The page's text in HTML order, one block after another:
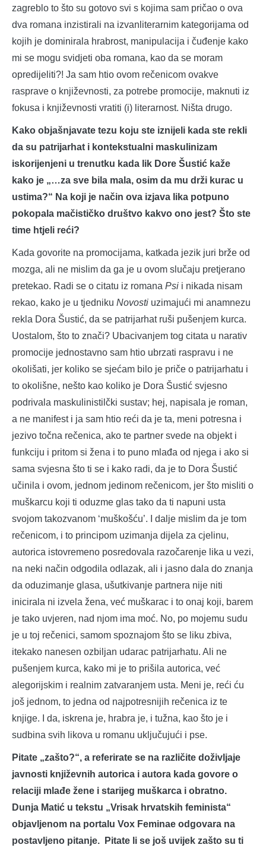
zagreblo to što su gotovo svi s kojima sam pričao o ova
dva romana inzistirali na izvanliterarnim kategorijama od
kojih je dominirala hrabrost, manipulacija i čuđenje kako
mi se mogu svidjeti oba romana, kao da se moram
opredijeliti?! Ja sam htio ovom rečenicom ovakve
rasprave o književnosti, za potrebe promocije, maknuti iz
fokusa i književnosti vratiti (i) literarnost. Ništa drugo.
Kako objašnjavate tezu koju ste iznijeli kada ste rekli
da su patrijarhat i kontekstualni maskulinizam
iskorijenjeni u trenutku kada lik Dore Šustić kaže
kako je „…za sve bila mala, osim da mu drži kurac u
ustima?“ Na koji je način ova izjava lika potpuno
pokopala mačističko društvo kakvo ono jest? Što ste
time htjeli reći?
Kada govorite na promocijama, katkada jezik juri brže od
mozga, ali ne mislim da ga je u ovom slučaju pretjerano
pretekao. Radi se o citatu iz romana Psi i nikada nisam
rekao, kako je u tjedniku Novosti uzimajući mi anamnezu
rekla Dora Šustić, da se patrijarhat ruši pušenjem kurca.
Uostalom, što to znači? Ubacivanjem tog citata u narativ
promocije jednostavno sam htio ubrzati raspravu i ne
okolišati, jer koliko se sjećam bilo je priče o patrijarhatu i
to okolišne, nešto kao koliko je Dora Šustić svjesno
podrivala maskulinistilčki sustav; hej, napisala je roman,
a ne manifest i ja sam htio reći da je ta, meni potresna i
jezivo točna rečenica, ako te partner svede na objekt i
funkciju i pritom si žena i to puno mlađa od njega i ako si
sama svjesna što ti se i kako radi, da je to Dora Šustić
učinila i ovom, jednom jedinom rečenicom, jer što misliti o
muškarcu koji ti oduzme glas tako da ti napuni usta
svojom takozvanom ‘muškošću’. I dalje mislim da je tom
rečenicom, i to principom uzimanja dijela za cjelinu,
autorica istovremeno posredovala razočarenje lika u vezi,
na neki način odgodila odlazak, ali i jasno dala do znanja
da oduzimanje glasa, ušutkivanje partnera nije niti
inicirala ni izvela žena, već muškarac i to onaj koji, barem
je tako uvjeren, nad njom ima moć. No, po mojemu sudu
je u toj rečenici, samom spoznajom što se liku zbiva,
itekako nanesen ozbiljan udarac patrijarhatu. Ali ne
pušenjem kurca, kako mi je to prišila autorica, već
alegorijskim i realnim zatvaranjem usta. Meni je, reći ću
još jednom, to jedna od najpotresnijih rečenica iz te
knjige. I da, iskrena je, hrabra je, i tužna, kao što je i
sudbina svih likova u romanu uključujući i pse.
Pitate „zašto?“, a referirate se na različite doživljaje
javnosti književnih autorica i autora kada govore o
relaciji mlađe žene i starijeg muškarca i obratno.
Dunja Matić u tekstu „Vrisak hrvatskih feminista“
objavljenom na portalu Vox Feminae odgovara na
postavljeno pitanje. Pitate li se još uvijek zašto su ti